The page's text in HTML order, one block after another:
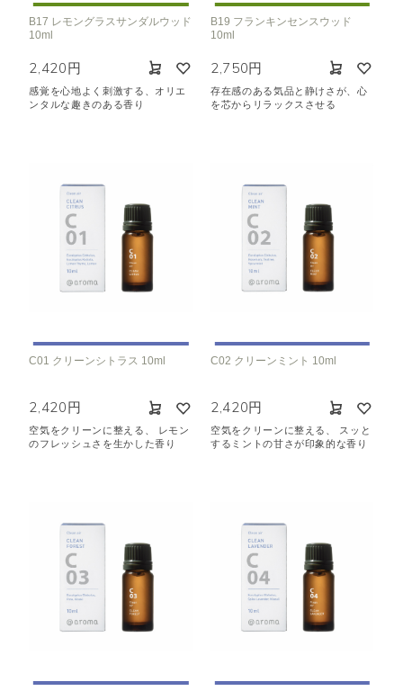
B17 レモングラスサンダルウッド
10ml
2,420円
感覚を心地よく刺激する、オリエ
ンタルな趣きのある香り
B19 フランキンセンスウッド
10ml
2,750円
存在感のある気品と静けさが、心
を芯からリラックスさせる
C01 クリーンシトラス 10ml
2,420円
空気をクリーンに整える、 レモン
のフレッシュさを生かした香り
C02 クリーンミント 10ml
2,420円
空気をクリーンに整える、 スッと
するミントの甘さが印象的な香り